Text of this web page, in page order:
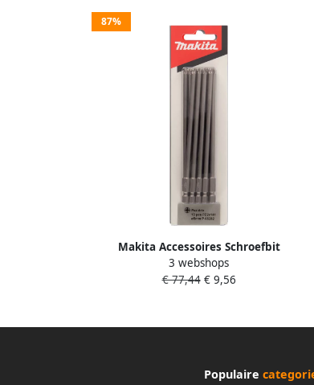
87%
Makita Accessoires Schroefbit
PZ2x141x5mm P-66282
3 webshops
€ 77,44€ 9,56
Populaire